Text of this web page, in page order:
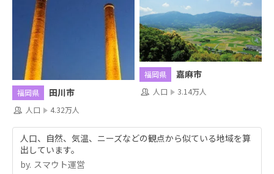
福岡県 田川市
人口 4.32万人
福岡県 嘉麻市
人口 3.14万人
人口、自然、気温、ニーズなどの観点から似ている地域を算
出しています。
by.︎ スマウト運営